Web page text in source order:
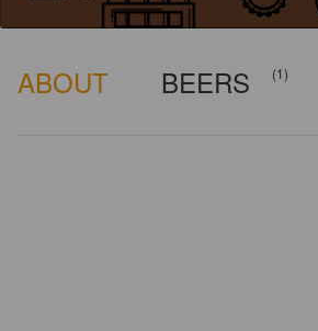
ABOUT BEERS (1)